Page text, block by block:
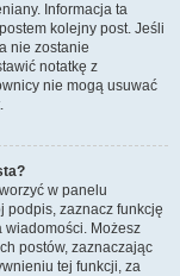
Informacja ta
kolejny post. Jeśli
nie zostanie
notatkę z
nie mogą usuwać
w panelu
podpis, zaznacz funkcję
wiadomości. Możesz
postów, zaznaczając
tej funkcji, za